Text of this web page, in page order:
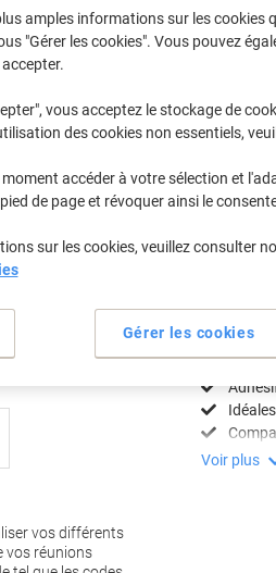
vos différents
vos réunions
3-4
En stock
Quantité
104
Voir plus
amples informations sur les cookies
"Gérer les cookies". Vous pouvez
vous acceptez le stockage de
des cookies non essentiels,
accéder à votre sélection et
de page et révoquer ainsi le
sur les cookies, veuillez consulter
Gérer les cookies